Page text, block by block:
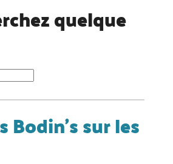
quelque
Bodin's sur les